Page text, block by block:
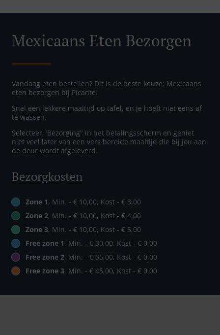
Mexicaans Eten Bezorgen
Vandaag eten bestellen? Dit is de beste keuze: Mexicaans
eten bezorgen bij Picante.
Snel een lekkere maaltijd op tafel, en je hoeft niet eens af
te wassen.
Selecteer "Bezorging" in het betalingsscherm en geniet
niet veel later van een vers bereide maaltijd die bij jou aan
de deur wordt afgeleverd.
Bezorgkosten
Zone 1, Min. - € 10,00, Kost - € 3,00
Zone 2, Min. - € 10,00, Kost - € 4,00
Zone 3, Min. - € 10,00, Kost - € 5,00
Free zone 1, Min. - € 30,00, Kost - € 0,00
Free zone 2, Min. - € 35,00, Kost - € 0,00
Free zone 3, Min. - € 45,00, Kost - € 0,00